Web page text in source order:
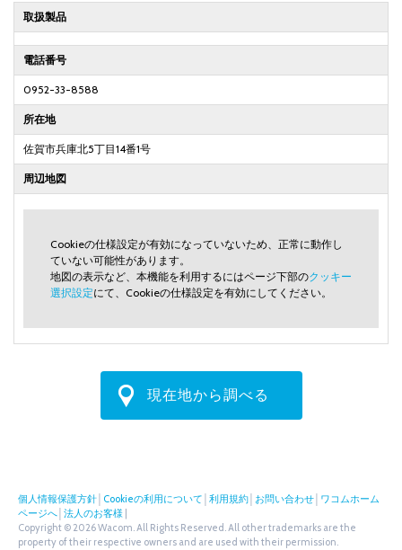
取扱製品
電話番号
0952-33-8588
所在地
佐賀市兵庫北5丁目14番1号
周辺地図
Cookieの仕様設定が有効になっていないため、正常に動作し
ていない可能性があります。
地図の表示など、本機能を利用するにはページ下部のクッキー
選択設定にて、Cookieの仕様設定を有効にしてください。
現在地から調べる
個人情報保護方針 Cookieの利用について 利用規約 お問い合わせ ワコムホーム
ページへ 法人のお客様
Copyright © 2026 Wacom. All Rights Reserved. All other trademarks are the
property of their respective owners and are used with their permission.